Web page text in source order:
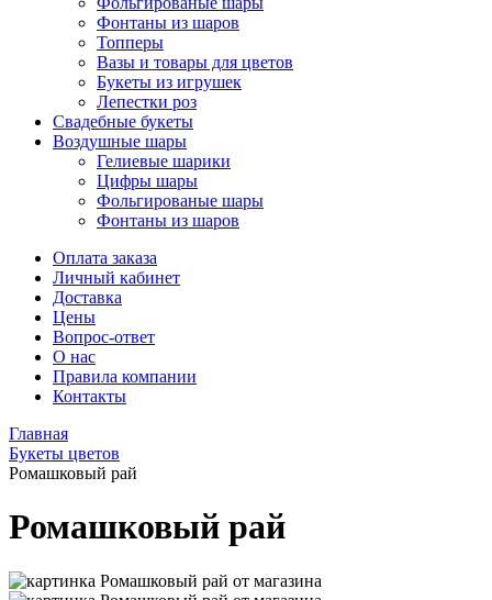
Фонтаны из шаров
Топперы
Вазы и товары для цветов
Букеты из игрушек
Лепестки роз
Свадебные букеты
Воздушные шары
Гелиевые шарики
Цифры шары
Фольгированые шары
Фонтаны из шаров
Оплата заказа
Личный кабинет
Доставка
Цены
Вопрос-ответ
О нас
Правила компании
Контакты
Главная
Букеты цветов
Ромашковый рай
Ромашковый рай